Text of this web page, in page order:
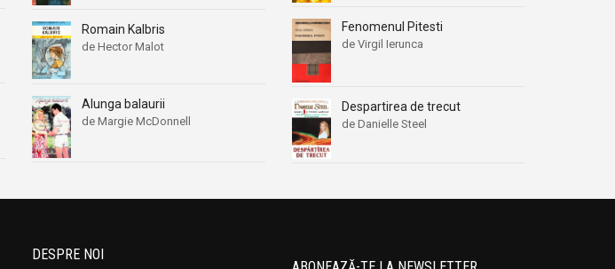
Romain Kalbris
de Hector Malot
Alunga balaurii
de Margie McDonnell
Fenomenul Pitesti
de Virgil Ierunca
Despartirea de trecut
de Danielle Steel
DESPRE NOI